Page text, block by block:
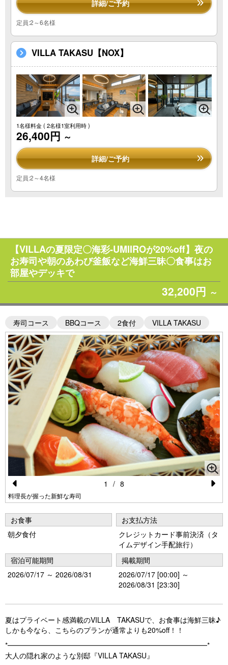
詳細/ご予約
定員:2～6名様
VILLA TAKASU【NOX】
1名様料金( 2名様1室利用時 )
26,400円 ～
詳細/ご予約
定員:2～4名様
【VILLAの夏限定〇海彩-UMIIROが20%off】夜の
お寿司や朝のあわび釜飯など海鮮三昧〇食事はお
部屋やデッキで
32,200円 ～
寿司コース BBQコース 2食付 VILLA TAKASU
Pr
e
vi
o
u
s
料理長が握った新鮮な寿司
e
xt
1 / 8
お食事
朝夕食付
お支払方法
クレジットカード事前決済（タ
イムデザイン手配旅行）
宿泊可能期間
2026/07/17 ～ 2026/08/31
掲載期間
2026/07/17 [00:00] ～
2026/08/31 [23:30]
夏はプライベート感満載のVILLA TAKASUで、お食事は海鮮三昧♪
しかも今なら、こちらのプランが通常よりも20%off！！
*━━━━━━━━━━━━━━━━━━━━━━━━━━━━*
大人の隠れ家のような別邸『VILLA TAKASU』